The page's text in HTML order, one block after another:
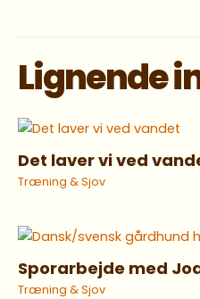
Lignende
Det laver vi ved
Træning & Sjov
Sporarbejde med
Træning & Sjov